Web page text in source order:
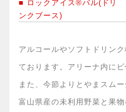
■ ロックアイス®バル(ドリ
ンクブース)
アルコールやソフトドリン
ております。アリーナ内に
また、今節よりとやまスム
富山県産の未利用野菜と果